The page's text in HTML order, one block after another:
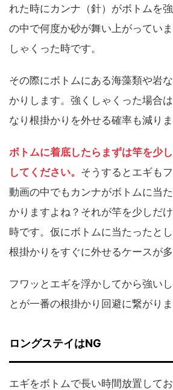
れた時にカンナ（針）がボトムを
の中で何度か砂が舞い上がってい
しゃくった時です。
その際にボトムにある海藻類や岩
かりします。強くしゃくった場合
なり根掛かりを外せる確率も減りま
ボトムに着底したらまずは竿を少
してください。 そうするとエギも
動画の中でもカンナがボトムに当
かりますよね？それが竿を少しだ
時です。仮にボトムに当たったとし
根掛かりをすぐに外せるケースが多
フワッとエギを浮かしてから強い
とが一番の根掛かり回避に繋がりま
ロングステイはNG
エギをボトムで長い時間放置して